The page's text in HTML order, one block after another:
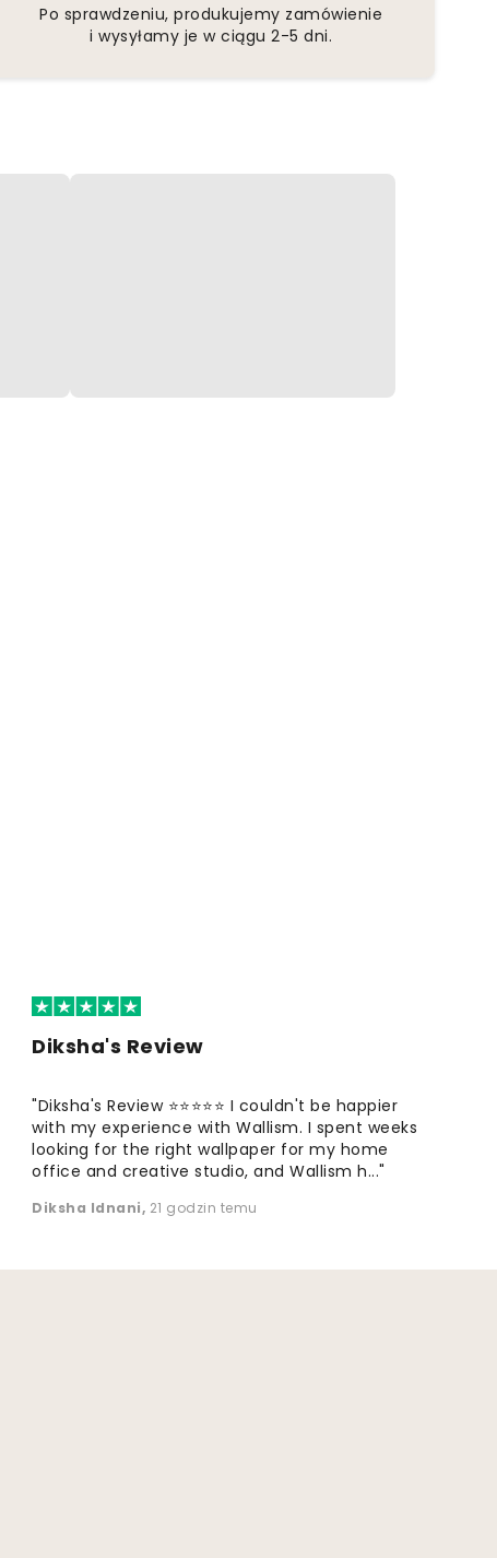
Po sprawdzeniu, produkujemy zamówienie
i wysyłamy je w ciągu 2-5 dni.
Diksha's Review
"Diksha's Review ⭐⭐⭐⭐⭐ I couldn't be happier
with my experience with Wallism. I spent weeks
looking for the right wallpaper for my home
office and creative studio, and Wallism h..."
Diksha Idnani, 21 godzin temu